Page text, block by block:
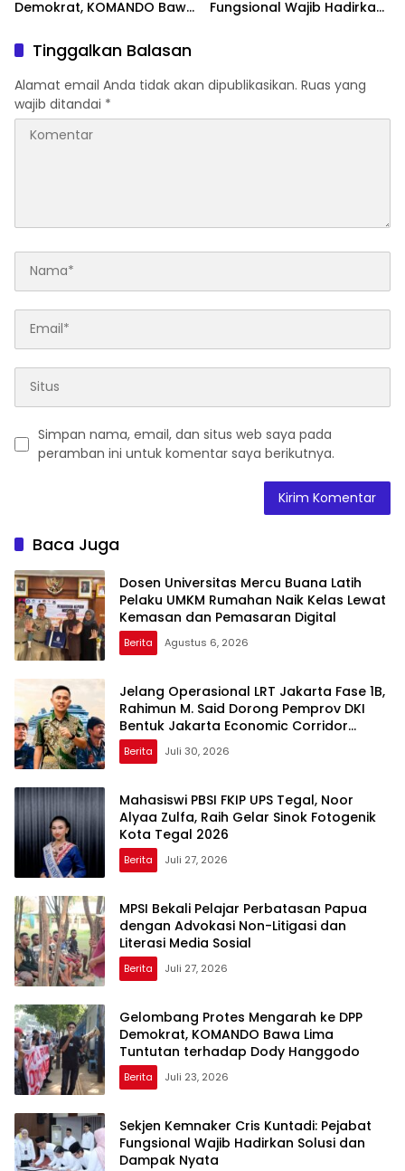
Demokrat, KOMANDO Bawa
Dody Hanggodo
Fungsional Wajib Hadirkan
Tinggalkan Balasan
Alamat email Anda tidak akan dipublikasikan. Ruas yang
wajib ditandai *
Simpan nama, email, dan situs web saya pada
peramban ini untuk komentar saya berikutnya.
Baca Juga
Dosen Universitas Mercu Buana Latih
Pelaku UMKM Rumahan Naik Kelas Lewat
Kemasan dan Pemasaran Digital
Berita Agustus 6, 2026
Jelang Operasional LRT Jakarta Fase 1B,
Rahimun M. Said Dorong Pemprov DKI
Bentuk Jakarta Economic Corridor
Initiative
Berita Juli 30, 2026
Mahasiswi PBSI FKIP UPS Tegal, Noor
Alyaa Zulfa, Raih Gelar Sinok Fotogenik
Kota Tegal 2026
Berita Juli 27, 2026
MPSI Bekali Pelajar Perbatasan Papua
dengan Advokasi Non-Litigasi dan
Literasi Media Sosial
Berita Juli 27, 2026
Gelombang Protes Mengarah ke DPP
Demokrat, KOMANDO Bawa Lima
Tuntutan terhadap Dody Hanggodo
Berita Juli 23, 2026
Sekjen Kemnaker Cris Kuntadi: Pejabat
Fungsional Wajib Hadirkan Solusi dan
Dampak Nyata